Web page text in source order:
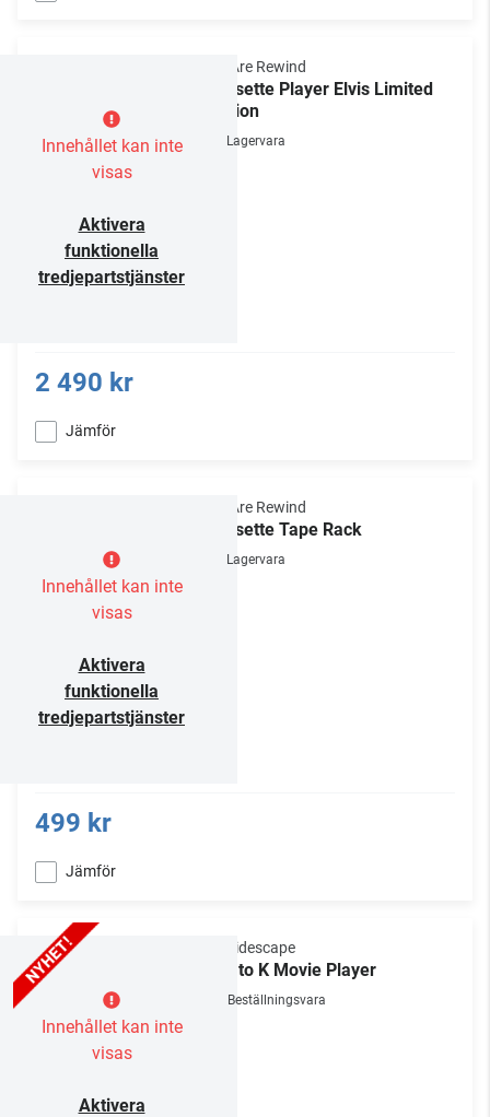
Innehållet kan inte
visas
Aktivera
funktionella
tredjepartstjänster
We Are Rewind
Cassette Player Elvis Limited
Edition
Lagervara
2 490 kr
Jämför
Innehållet kan inte
visas
Aktivera
funktionella
tredjepartstjänster
We Are Rewind
Cassette Tape Rack
Lagervara
499 kr
Jämför
Innehållet kan inte
visas
Aktivera
Kaleidescape
Strato K Movie Player
Beställningsvara